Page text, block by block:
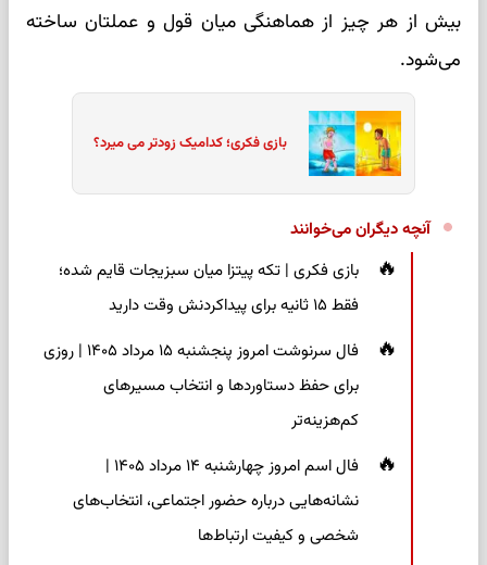
بیش از هر چیز از هماهنگی میان قول و عملتان ساخته
می‌شود.
بازی فکری؛ کدامیک زودتر می میرد؟
آنچه دیگران می‌خوانند
بازی فکری | تکه پیتزا میان سبزیجات قایم شده؛
فقط ۱۵ ثانیه برای پیداکردنش وقت دارید
فال سرنوشت امروز پنجشنبه ۱۵ مرداد ۱۴۰۵ | روزی
برای حفظ دستاوردها و انتخاب مسیرهای
کم‌هزینه‌تر
فال اسم امروز چهارشنبه ۱۴ مرداد ۱۴۰۵ |
نشانه‌هایی درباره حضور اجتماعی، انتخاب‌های
شخصی و کیفیت ارتباط‌ها